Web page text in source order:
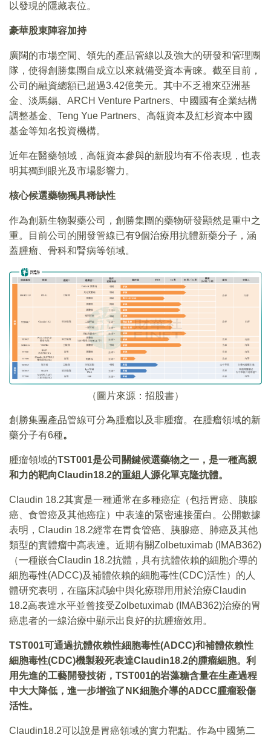
以發現的隱藏表位。
豪華股東陣容加持
廣闊的市場空間、領先的產品管線以及強大的研發和管理團
隊，使得創勝集團自成立以來就備受資本青睐。截至目前，
公司的融資總額已超過3.42億美元。其中不乏禮來亞洲基
金、淡馬錫、ARCH Venture Partners、中國國有企業結構
調整基金、Teng Yue Partners、高瓴資本及紅杉資本中國
基金等知名投資機構。
近年在醫藥領域，高瓴資本參與的新股均有不俗表現，也表
明其獨到眼光及市場影響力。
核心候選藥物獨具稀缺性
作為創新生物製藥公司，創勝集團的藥物研發顯然是重中之
重。目前公司的開發管線已有9個治療用抗體新藥分子，涵
蓋腫瘤、骨科和腎病等領域。
（圖片來源：招股書）
創勝集團產品管線可分為腫瘤以及非腫瘤。在腫瘤領域的新
藥分子有6種。
腫瘤領域的TST001是公司關鍵候選藥物之一 ， 是一種高親
和力的靶向Claudin18.2的重組人源化單克隆抗體。
Claudin 18.2其實是一種通常在多種癌症（包括胃癌、胰腺
癌、食管癌及其他癌症）中表達的緊密連接蛋白。公開數據
表明，Claudin 18.2經常在胃食管癌、胰腺癌、肺癌及其他
類型的實體瘤中高表達。近期有關Zolbetuximab (IMAB362)
（一種嵌合Claudin 18.2抗體，具有抗體依賴的細胞介導的
細胞毒性(ADCC)及補體依賴的細胞毒性(CDC)活性）的人
體研究表明，在臨床試驗中與化療聯用用於治療Claudin
18.2高表達水平並曾接受Zolbetuximab (IMAB362)治療的胃
癌患者的一線治療中顯示出良好的抗腫瘤效用。
TST001可通過抗體依賴性細胞毒性(ADCC)和補體依賴性
細胞毒性(CDC)機製殺死表達Claudin18.2的腫瘤細胞。 利
用先進的工藝開發技術 ，TST001的岩藻糖含量在生產過程
中大大降低 ， 進一步增強了 NK細胞介導的ADCC腫瘤殺傷
活性。
Claudin18.2可以說是胃癌領域的實力靶點。作為中國第二